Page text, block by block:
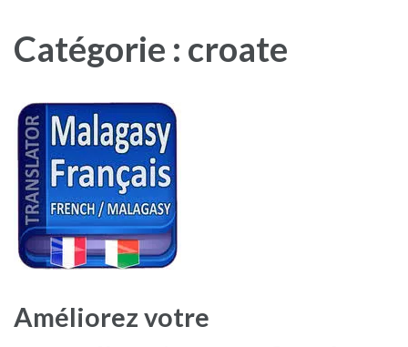
Catégorie : croate
Améliorez votre